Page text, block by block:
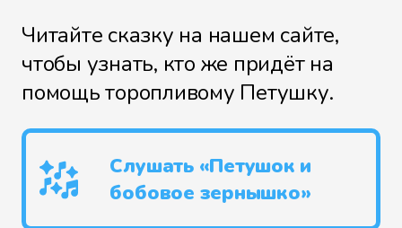
Читайте сказку на нашем сайте,
чтобы узнать, кто же придёт на
помощь торопливому Петушку.
Слушать «Петушок и
бобовое зернышко»